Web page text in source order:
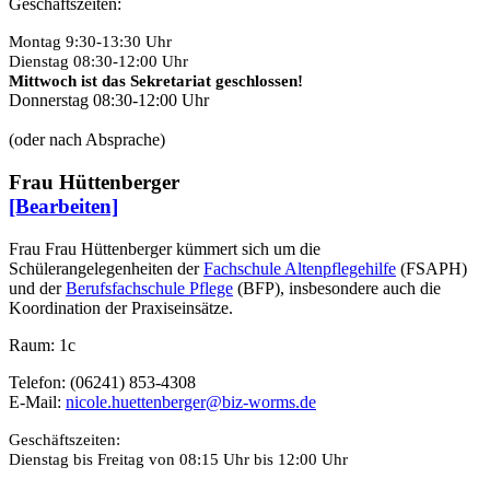
Geschäftszeiten:
Montag 9:30-13:30 Uhr
Dienstag 08:30-12:00 Uhr
Mittwoch ist das Sekretariat geschlossen!
Donnerstag 08:30-12:00 Uhr
(oder nach Absprache)
Frau Hüttenberger
[Bearbeiten]
Frau Frau Hüttenberger kümmert sich um die
Schülerangelegenheiten derFachschule Altenpflegehilfe (FSAPH)
und derBerufsfachschule Pflege (BFP), insbesondere auch die
Koordination der Praxiseinsätze.
Raum: 1c
Telefon: (06241) 853-4308
E-Mail: nicole.huettenberger@biz-worms.de
Geschäftszeiten:
Dienstag bis Freitag von 08:15 Uhr bis 12:00 Uhr